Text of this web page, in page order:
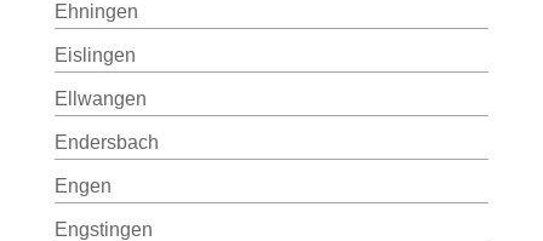
Ehningen
Eislingen
Ellwangen
Endersbach
Engen
Engstingen